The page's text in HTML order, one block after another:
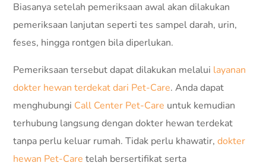
Biasanya setelah pemeriksaan awal akan dilakukan
pemeriksaan lanjutan seperti tes sampel darah, urin,
feses, hingga rontgen bila diperlukan.
Pemeriksaan tersebut dapat dilakukan melalui layanan
dokter hewan terdekat dari Pet-Care. Anda dapat
menghubungi Call Center Pet-Care untuk kemudian
terhubung langsung dengan dokter hewan terdekat
tanpa perlu keluar rumah. Tidak perlu khawatir,dokter
hewan Pet-Care telah bersertifikat serta